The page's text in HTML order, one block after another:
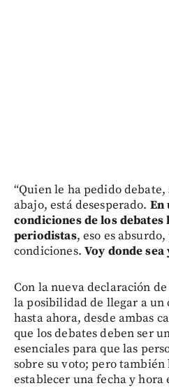
“Quien le ha pedido debate,
abajo, está desesperado. En
condiciones de los debates
periodistas, eso es
condiciones. Voy donde
Con la nueva declaración
la posibilidad de llegar a un
hasta ahora, desde ambas
que los debates deben ser
esenciales para que las
sobre su voto; pero también
establecer una fecha y hora